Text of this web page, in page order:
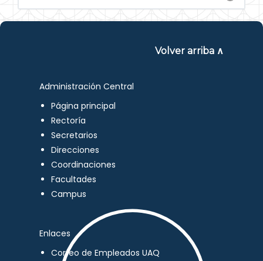
Volver arriba ∧
Administración Central
Página principal
Rectoría
Secretarios
Direcciones
Coordinaciones
Facultades
Campus
Enlaces
Correo de Empleados UAQ